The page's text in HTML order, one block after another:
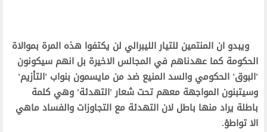
ويبدو ان المنتمين للتيار الليبرالي لن يكتفوا هذه المرة بموالاة
الحكومة كما عهدناهم في المجالس الاخيرة بل انهم سيكونون
'البوق' الحكومي والسد المنيع ضد من مايسمون بنواب 'التأزيم'
وسيتبنون المواجهة معهم تحت شعار 'التهدئة' وهي كلمة
باطلة يراد منها باطل لان التهدئة مع التجاوزات والفساد ماهي
الا تواطؤ.